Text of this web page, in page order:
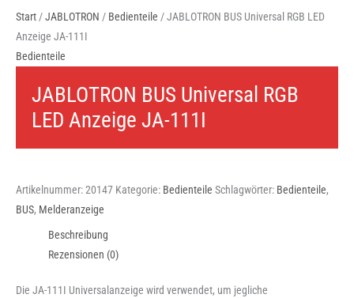
Start /JABLOTRON / Bedienteile / JABLOTRON BUS Universal RGB LED
Anzeige JA-111I
Bedienteile
JABLOTRON BUS Universal RGB
LED Anzeige JA-111I
Artikelnummer:20147 Kategorie: Bedienteile Schlagwörter: Bedienteile,
BUS, Melderanzeige
Beschreibung
Rezensionen (0)
Die JA-111I Universalanzeige wird verwendet, um jegliche